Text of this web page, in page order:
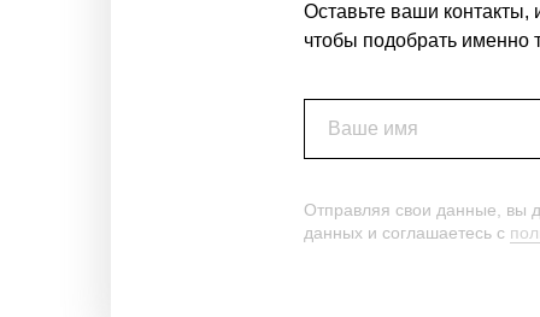
Ваше имя
Оставьте ваши
чтобы подобрать именно
Отправляя свои данные, вы
данных и соглашаетесь c